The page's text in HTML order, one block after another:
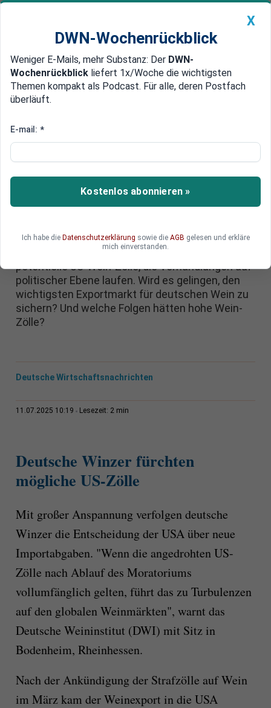
Newsticker MEIN DWN: Geldanlage Premium
Edelmetalle DWN-Magazin China
Zölle auf Wein? Deutsche Winzer
US-Zölle
Strafzölle in Höhe von 200 Prozent auf
Weinimporte aus der EU – mit diesem Szenario
gedroht. Doch wie schlimm kommt es wirklich?
Deutsche Winzer blicken jedenfalls mit Sorge auf
potentielle US-Wein-Zölle, die Verhandlungen auf
politischer Ebene laufen. Wird es gelingen, den
wichtigsten Exportmarkt für deutschen Wein zu
sichern? Und welche Folgen hätten hohe Wein-
Zölle?
Deutsche Wirtschaftsnachrichten
11.07.2025 10:19 Lesezeit: 2 min
Deutsche Winzer fürchten
mögliche US-Zölle
Mit großer Anspannung verfolgen deutsche
Winzer die Entscheidung der USA über neue
Importabgaben. "Wenn die angedrohten US-
Zölle nach Ablauf des Moratoriums
vollumfänglich gelten, führt das zu Turbulenzen
auf den globalen Weinmärkten", warnt das
Deutsche Weininstitut (DWI) mit Sitz in
Bodenheim, Rheinhessen.
Nach der Ankündigung der Strafzölle auf Wein
im März kam der Weinexport in die USA
X
DWN-Wochenrückblick
Weniger E-Mails, mehr Substanz: Der DWN-
Wochenrückblick liefert 1x/Woche die wichtigsten
Themen kompakt als Podcast. Für alle, deren Postfach
überläuft.
E-mail: *
Kostenlos abonnieren »
Ich habe die Datenschutzerklärung sowie die AGB gelesen und erkläre
mich einverstanden.